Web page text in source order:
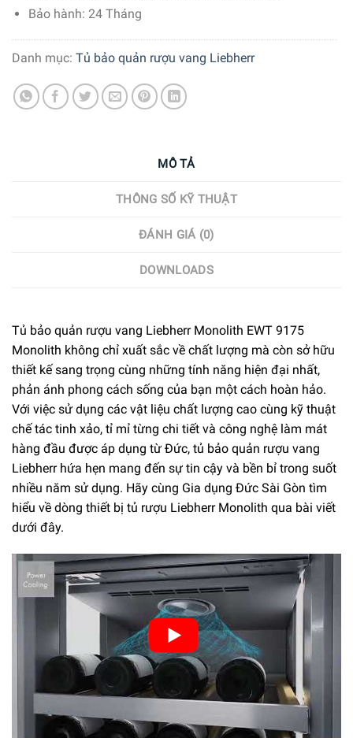
Bảo hành: 24 Tháng
Danh mục: Tủ bảo quản rượu vang Liebherr
MÔ TẢ
THÔNG SỐ KỸ THUẬT
ĐÁNH GIÁ (0)
DOWNLOADS
Tủ bảo quản rượu vang Liebherr Monolith EWT 9175
Monolith không chỉ xuất sắc về chất lượng mà còn sở hữu
thiết kế sang trọng cùng những tính năng hiện đại nhất,
phản ánh phong cách sống của bạn một cách hoàn hảo.
Với việc sử dụng các vật liệu chất lượng cao cùng kỹ thuật
chế tác tinh xảo, tỉ mỉ từng chi tiết và công nghệ làm mát
hàng đầu được áp dụng từ Đức, tủ bảo quản rượu vang
Liebherr hứa hẹn mang đến sự tin cậy và bền bỉ trong suốt
nhiều năm sử dụng. Hãy cùng Gia dụng Đức Sài Gòn tìm
hiểu về dòng thiết bị tủ rượu Liebherr Monolith qua bài viết
dưới đây.